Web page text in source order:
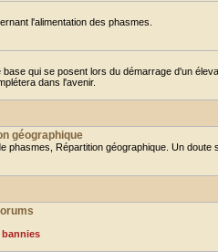
l'alimentation des phasmes.
qui se posent lors du démarrage d'un
dans l'avenir.
géographique
phasmes, Répartition géographique. Un doute